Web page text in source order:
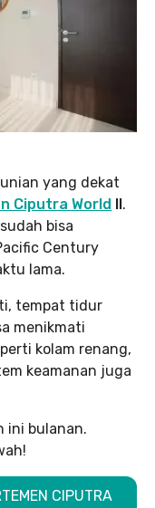
yang dekat
Ciputra World
.
bisa
Century
lama.
tempat tidur
menikmati
kolam renang,
keamanan juga
ini bulanan.
CIPUTRA